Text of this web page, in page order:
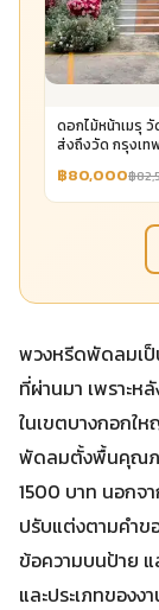
ดอกไม้หน้าเมรุ
ส่งถึงวัด กรุงเท
฿80,000฿
พวงหรีดพัดลมเป็
ที่ผ่านมา เพราะห
ในเขตบางกอกใ
พัดลมตั้งพื้นคุณภา
1500 บาท นอกจ
ปรับแต่งตามคำข
ข้อความบนป้าย แ
และประเภทของง